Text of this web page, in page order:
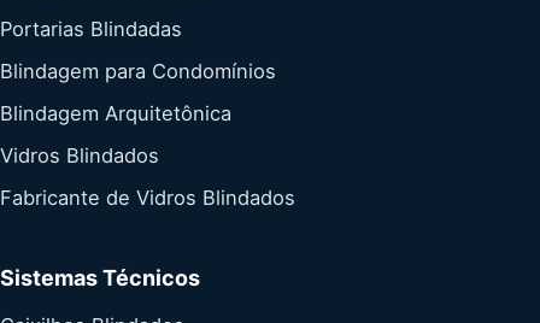
Portarias Blindadas
Blindagem para Condomínios
Blindagem Arquitetônica
Vidros Blindados
Fabricante de Vidros Blindados
Sistemas Técnicos